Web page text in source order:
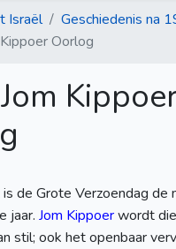
Israël
Geschiedenis na
Oorlog
de Grote Verzoendag de
jaar. Jom Kippoerwordt
stil; ook het openbaar